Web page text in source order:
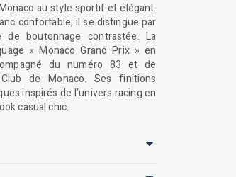
au style sportif et élégant.
confortable, il se distingue par
boutonnage contrastée. La
« Monaco Grand Prix » en
du numéro 83 et de
de Monaco. Ses finitions
inspirés de l’univers racing en
casual chic.